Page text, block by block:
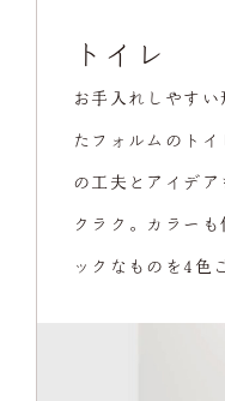
トイレ
お手入れしやすい
たフォルムのト
の工夫とアイデア
クラク。カラー
ックなものを4色